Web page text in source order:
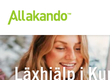
Läxhjälp i